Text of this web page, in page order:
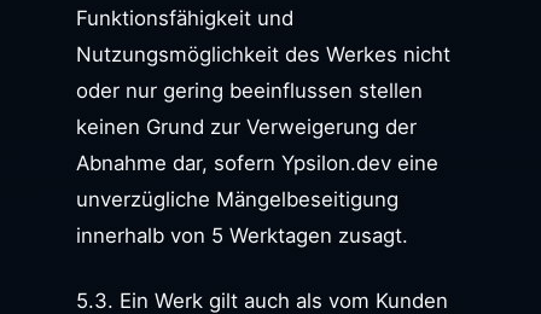
Funktionsfähigkeit und
Nutzungsmöglichkeit des Werkes nicht
oder nur gering beeinflussen stellen
keinen Grund zur Verweigerung der
Abnahme dar, sofern Ypsilon.dev eine
unverzügliche Mängelbeseitigung
innerhalb von 5 Werktagen zusagt.
5.3. Ein Werk gilt auch als vom Kunden